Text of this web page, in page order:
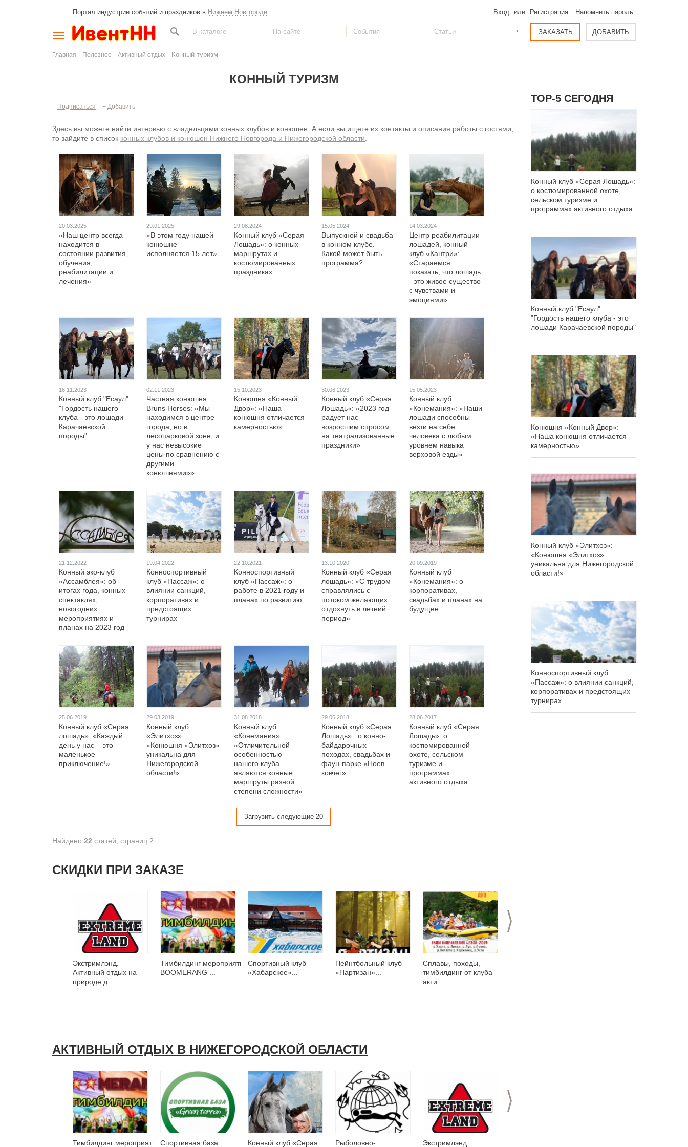
Портал индустрии событий и праздников в Нижнем Новгороде Вход или Регистрация Напомнить пароль
ЗАКАЗАТЬ ДОБАВИТЬ
Главная - Полезное - Активный отдых - Конный туризм
КОННЫЙ ТУРИЗМ
Подписаться + Добавить
Здесь вы можете найти интервью с владельцами конных клубов и конюшен. А если вы ищете их контакты и описания работы с гостями,
то зайдите в список конных клубов и конюшен Нижнего Новгорода и Нижегородской области
20.03.2025
«Наш центр всегда
находится в
состоянии развития,
обучения,
реабилитации и
лечения»
29.01.2025
«В этом году нашей
конюшне
исполняется 15 лет»
29.08.2024
Конный клуб «Серая
Лошадь»: о конных
маршрутах и
костюмированных
праздниках
15.05.2024
Выпускной и свадьба
в конном клубе.
Какой может быть
программа?
14.03.2024
Центр реабилитации
лошадей, конный
клуб «Кантри»:
«Стараемся
показать, что лошадь
- это живое существо
с чувствами и
эмоциями»
16.11.2023
Конный клуб "Есаул":
"Гордость нашего
клуба - это лошади
Карачаевской
породы"
02.11.2023
Частная конюшня
Bruns Horses: «Мы
находимся в центре
города, но в
лесопарковой зоне, и
у нас невысокие
цены по сравнению с
другими
конюшнями»»
15.10.2023
Конюшня «Конный
Двор»: «Наша
конюшня отличается
камерностью»
30.06.2023
Конный клуб «Серая
Лошадь»: «2023 год
радует нас
возросшим спросом
на театрализованные
праздники»
15.05.2023
Конный клуб
«Конемания»: «Наши
лошади способны
везти на себе
человека с любым
уровнем навыка
верховой езды»
21.12.2022
Конный эко-клуб
«Ассамблея»: об
итогах года, конных
спектаклях,
новогодних
мероприятиях и
планах на 2023 год
19.04.2022
Конноспортивный
клуб «Пассаж»: о
влиянии санкций,
корпоративах и
предстоящих
турнирах
22.10.2021
Конноспортивный
клуб «Пассаж»: о
работе в 2021 году и
планах по развитию
13.10.2020
Конный клуб «Серая
лошадь»: «С трудом
справлялись с
потоком желающих
отдохнуть в летний
период»
20.09.2019
Конный клуб
«Конемания»: о
корпоративах,
свадьбах и планах на
будущее
25.06.2019
Конный клуб «Серая
лошадь»: «Каждый
день у нас – это
маленькое
приключение!»
29.03.2019
Конный клуб
«Элитхоз»:
«Конюшня «Элитхоз»
уникальна для
Нижегородской
области!»
31.08.2018
Конный клуб
«Конемания»:
«Отличительной
особенностью
нашего клуба
являются конные
маршруты разной
степени сложности»
29.06.2018
Конный клуб «Серая
Лошадь» : о конно-
байдарочных
походах, свадьбах и
фаун-парке «Ноев
ковчег»
28.06.2017
Конный клуб «Серая
Лошадь»: о
костюмированной
охоте, сельском
туризме и
программах
активного отдыха
Загрузить следующие 20
Найдено 22 статей , cтраниц 2
СКИДКИ ПРИ ЗАКАЗЕ
>
Экстримлэнд.
Активный отдых на
природе д...
Тимбилдинг мероприятия
BOOMERANG ...
Спортивный клуб
«Хабарское»...
Пейнтбольный клуб
«Партизан»...
Сплавы, походы,
тимбилдинг от клуба
акти...
АКТИВНЫЙ ОТДЫХ В НИЖЕГОРОДСКОЙ ОБЛАСТИ
>
Тимбилдинг мероприятия Спортивная база Конный клуб «Серая Рыболовно- Экстримлэнд.
ТОР-5 СЕГОДНЯ
Конный клуб «Серая Лошадь»:
о костюмированной охоте,
сельском туризме и
программах активного отдыха
Конный клуб "Есаул":
"Гордость нашего клуба - это
лошади Карачаевской породы"
Конюшня «Конный Двор»:
«Наша конюшня отличается
камерностью»
Конный клуб «Элитхоз»:
«Конюшня «Элитхоз»
уникальна для Нижегородской
области!»
Конноспортивный клуб
«Пассаж»: о влиянии санкций,
корпоративах и предстоящих
турнирах